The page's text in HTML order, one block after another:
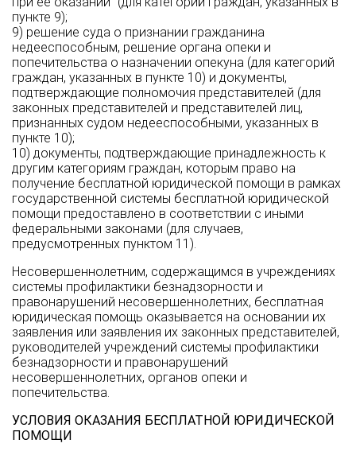
пункте 9);
9) решение суда о признании гражданина
недееспособным, решение органа опеки и
попечительства о назначении опекуна (для категорий
граждан, указанных в пункте 10) и документы,
подтверждающие полномочия представителей (для
законных представителей и представителей лиц,
признанных судом недееспособными, указанных в
пункте 10);
10) документы, подтверждающие принадлежность к
другим категориям граждан, которым право на
получение бесплатной юридической помощи в рамках
государственной системы бесплатной юридической
помощи предоставлено в соответствии с иными
федеральными законами (для случаев,
предусмотренных пунктом 11).
Несовершеннолетним, содержащимся в учреждениях
системы профилактики безнадзорности и
правонарушений несовершеннолетних, бесплатная
юридическая помощь оказывается на основании их
заявления или заявления их законных представителей,
руководителей учреждений системы профилактики
безнадзорности и правонарушений
несовершеннолетних, органов опеки и
попечительства.
УСЛОВИЯ ОКАЗАНИЯ БЕСПЛАТНОЙ ЮРИДИЧЕСКОЙ
ПОМОЩИ